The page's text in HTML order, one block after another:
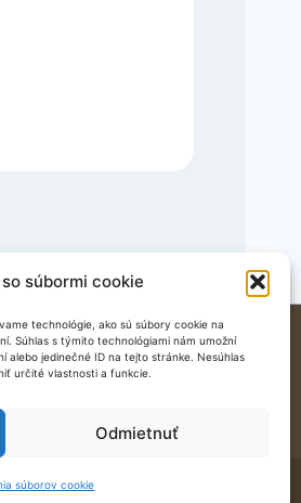
súbormi cookie
technológie, ako sú súbory cookie na
Súhlas s týmito technológiami nám umožní
alebo jedinečné ID na tejto stránke. Nesúhlas
určité vlastnosti a funkcie.
Odmietnuť
súborov cookie
fondu:
2